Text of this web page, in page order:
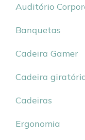
Auditório
Banquetas
Cadeira Gamer
Cadeira
Cadeiras
Ergonomia